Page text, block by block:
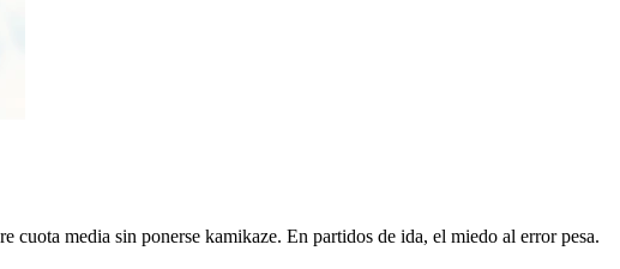
cuota media sin ponerse kamikaze. En partidos de ida, el miedo al error pesa.